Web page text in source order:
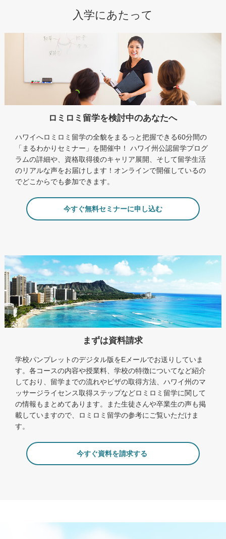
入学にあたって
ロミロミ留学を検討中のあなたへ
ハワイへロミロミ留学の全貌をまるっと把握できる60分間の
「まるわかりセミナー」を開催中！ ハワイ州公認留学プログ
ラムの詳細や、資格取得後のキャリア展開、そして留学生活
のリアルな声をお届けします！オンラインで開催しているの
でどこからでも参加できます。
今すぐ無料セミナーに申し込む
まずは資料請求
学校パンプレットのデジタル版をEメールでお送りしていま
す。各コースの内容や授業料、学校の特徴についてなど紹介
しており、留学までの流れやビザの取得方法、ハワイ州のマ
ッサージライセンス取得ステップなどロミロミ留学に関して
の情報もまとめてあります。また生徒さんや卒業生の声も掲
載していますので、ロミロミ留学の参考にご覧いただけま
す。
今すぐ資料を請求する